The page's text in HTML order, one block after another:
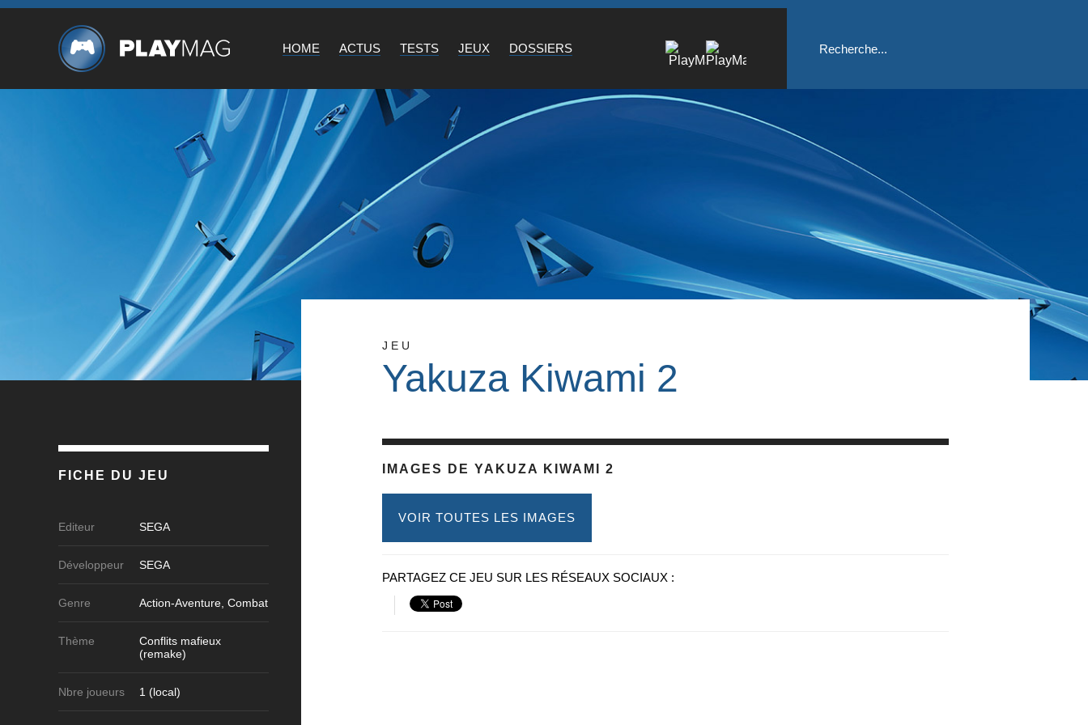
HOME ACTUS TESTS JEUX DOSSIERS
JEU
Yakuza Kiwami 2
IMAGES DE YAKUZA KIWAMI 2
VOIR TOUTES LES IMAGES
PARTAGEZ CE JEU SUR LES RÉSEAUX SOCIAUX :
FICHE DU JEU
Editeur SEGA
Développeur SEGA
Genre Action-Aventure, Combat
Thème
Conflits mafieux
(remake)
Nbre joueurs 1 (local)